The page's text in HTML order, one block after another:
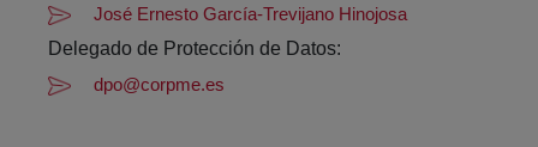
José Ernesto García-Trevijano Hinojosa
Delegado de Protección de Datos:
dpo@corpme.es